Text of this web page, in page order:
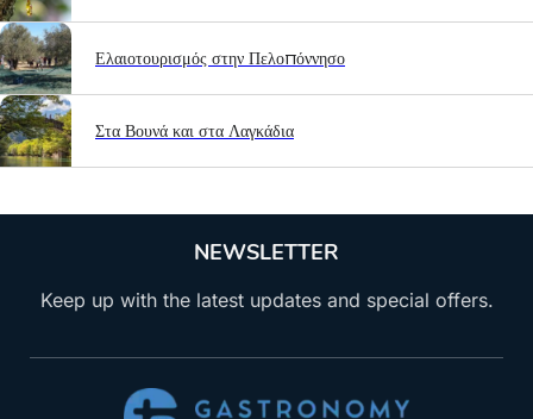
Ελαιοτουρισμός στην Πελοπόννησο
Στα Βουνά και στα Λαγκάδια
NEWSLETTER
Keep up with the latest updates and special offers.